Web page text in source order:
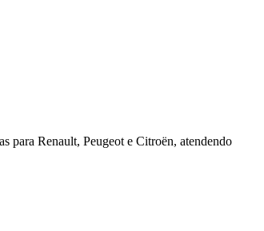
para Renault, Peugeot e Citroën, atendendo